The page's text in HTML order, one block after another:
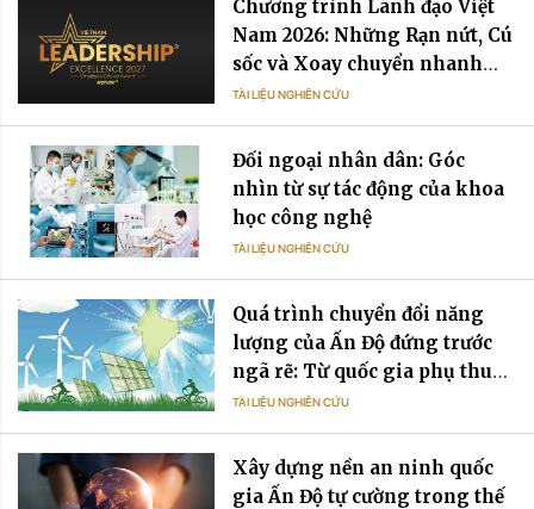
Chương trình Lãnh đạo Việt
Nam 2026: Những Rạn nứt, Cú
sốc và Xoay chuyển nhanh
chóng
TÀI LIỆU NGHIÊN CỨU
Đối ngoại nhân dân: Góc
nhìn từ sự tác động của khoa
học công nghệ
TÀI LIỆU NGHIÊN CỨU
Quá trình chuyển đổi năng
lượng của Ấn Độ đứng trước
ngã rẽ: Từ quốc gia phụ thuộc
dầu mỏ đến quốc gia phụ
thuộc điện năng
TÀI LIỆU NGHIÊN CỨU
Xây dựng nền an ninh quốc
gia Ấn Độ tự cường trong thế